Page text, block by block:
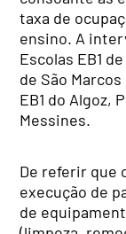
taxa de
ensino. A
Escolas EB1
de São
EB1 do Algoz,
Messines.
De referir que
execução de
de